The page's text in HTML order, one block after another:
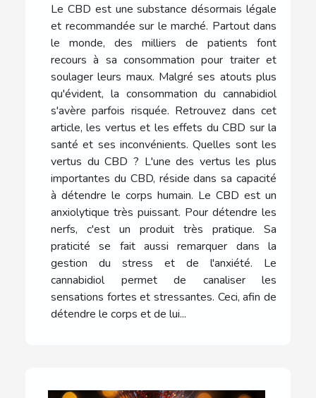
Le CBD est une substance désormais légale
et recommandée sur le marché. Partout dans
le monde, des milliers de patients font
recours à sa consommation pour traiter et
soulager leurs maux. Malgré ses atouts plus
qu'évident, la consommation du cannabidiol
s'avère parfois risquée. Retrouvez dans cet
article, les vertus et les effets du CBD sur la
santé et ses inconvénients. Quelles sont les
vertus du CBD ? L'une des vertus les plus
importantes du CBD, réside dans sa capacité
à détendre le corps humain. Le CBD est un
anxiolytique très puissant. Pour détendre les
nerfs, c'est un produit très pratique. Sa
praticité se fait aussi remarquer dans la
gestion du stress et de l'anxiété. Le
cannabidiol permet de canaliser les
sensations fortes et stressantes. Ceci, afin de
détendre le corps et de lui...